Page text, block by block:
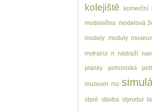
kolejiště komerční
modelařina modelová
modely moduly
mytrainz n nádraží
plánky pohronská
muzeum rss
staré stavba styrodur